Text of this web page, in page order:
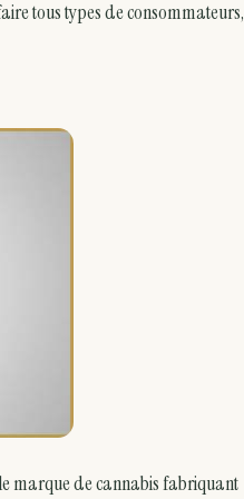
tous types de consommateurs,
marque de cannabis fabriquant